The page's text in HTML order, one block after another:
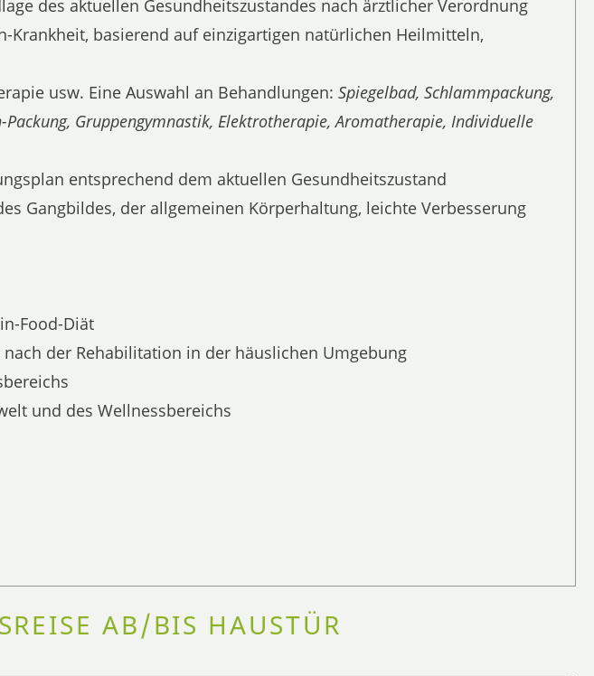
des aktuellen Gesundheitszustandes nach ärztlicher Verordnung
basierend auf einzigartigen natürlichen Heilmitteln,
usw. Eine Auswahl an Behandlungen: Spiegelbad, Schlammpackung,
Gruppengymnastik, Elektrotherapie, Aromatherapie, Individuelle
entsprechend dem aktuellen Gesundheitszustand
Gangbildes, der allgemeinen Körperhaltung, leichte Verbesserung
Food-Diät
der Rehabilitation in der häuslichen Umgebung
und des Wellnessbereichs
AB/BIS HAUSTÜR